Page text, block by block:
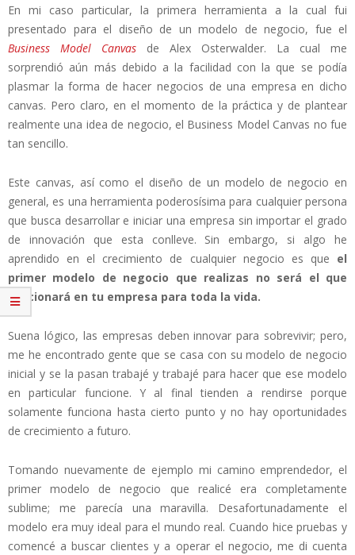
En mi caso particular, la primera herramienta a la cual fui
presentado para el diseño de un modelo de negocio, fue el
Business Model Canvas de Alex Osterwalder. La cual me
sorprendió aún más debido a la facilidad con la que se podía
plasmar la forma de hacer negocios de una empresa en dicho
canvas. Pero claro, en el momento de la práctica y de plantear
realmente una idea de negocio, el Business Model Canvas no fue
tan sencillo.
Este canvas, así como el diseño de un modelo de negocio en
general, es una herramienta poderosísima para cualquier persona
que busca desarrollar e iniciar una empresa sin importar el grado
de innovación que esta conlleve. Sin embargo, si algo he
aprendido en el crecimiento de cualquier negocio es que el
primer modelo de negocio que realizas no será el que
funcionará en tu empresa para toda la vida.
Suena lógico, las empresas deben innovar para sobrevivir; pero,
me he encontrado gente que se casa con su modelo de negocio
inicial y se la pasan trabajé y trabajé para hacer que ese modelo
en particular funcione. Y al final tienden a rendirse porque
solamente funciona hasta cierto punto y no hay oportunidades
de crecimiento a futuro.
Tomando nuevamente de ejemplo mi camino emprendedor, el
primer modelo de negocio que realicé era completamente
sublime; me parecía una maravilla. Desafortunadamente el
modelo era muy ideal para el mundo real. Cuando hice pruebas y
comencé a buscar clientes y a operar el negocio, me di cuenta